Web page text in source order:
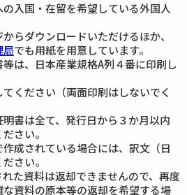
入国・在留を希望している外国人
らダウンロードいただけるほか、
局でも用紙を用意しています。
は、日本産業規格A列４番に印刷し
ください（両面印刷はしないでく
書は全て、発行日から３か月以内
さい。
成されている場合には、訳文（日
さい。
た資料は返却できませんので、再度
資料の原本等の返却を希望する場